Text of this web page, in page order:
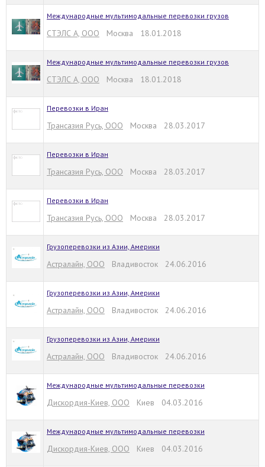
Международные мультимодальные перевозки грузов
СТЭЛС А, ООО Москва 18.01.2018
Международные мультимодальные перевозки грузов
СТЭЛС А, ООО Москва 18.01.2018
Перевозки в Иран
Трансазия Русь, ООО Москва 28.03.2017
Перевозки в Иран
Трансазия Русь, ООО Москва 28.03.2017
Перевозки в Иран
Трансазия Русь, ООО Москва 28.03.2017
Грузоперевозки из Азии, Америки
Астралайн, ООО Владивосток 24.06.2016
Грузоперевозки из Азии, Америки
Астралайн, ООО Владивосток 24.06.2016
Грузоперевозки из Азии, Америки
Астралайн, ООО Владивосток 24.06.2016
Международные мультимодальные перевозки
Дискордия-Киев, ООО Киев 04.03.2016
Международные мультимодальные перевозки
Дискордия-Киев, ООО Киев 04.03.2016